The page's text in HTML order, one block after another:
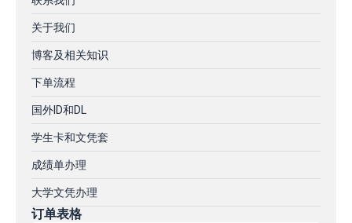
关于我们
博客及相关知识
下单流程
国外ID和DL
学生卡和文凭套
成绩单办理
大学文凭办理
订单表格